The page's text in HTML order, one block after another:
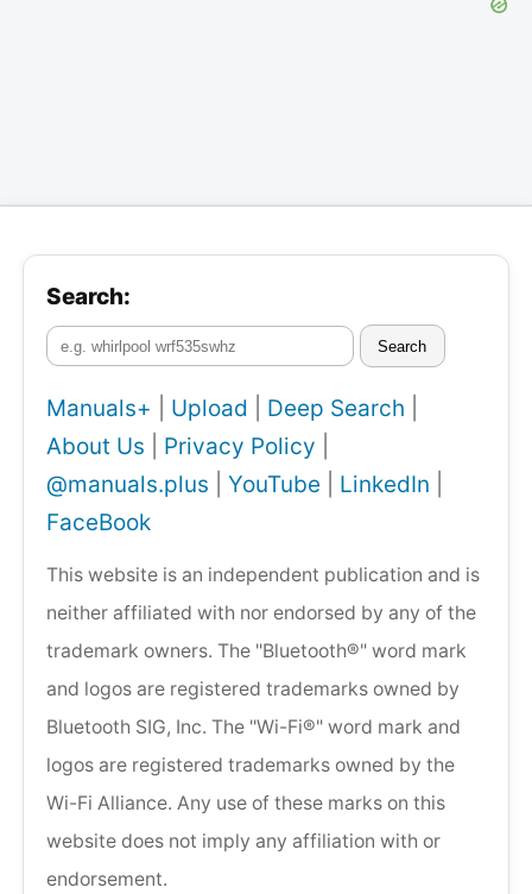
Search:
Search
Manuals+ Upload Deep Search
About Us
Privacy Policy
@manuals.plus
YouTube LinkedIn
FaceBook
This website is an independent publication and is
neither affiliated with nor endorsed by any of the
trademark owners. The "Bluetooth®" word mark
and logos are registered trademarks owned by
Bluetooth SIG, Inc. The "Wi-Fi®" word mark and
logos are registered trademarks owned by the
Wi-Fi Alliance. Any use of these marks on this
website does not imply any affiliation with or
endorsement.